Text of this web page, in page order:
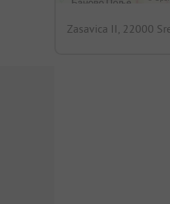
Zasavica II, 22000